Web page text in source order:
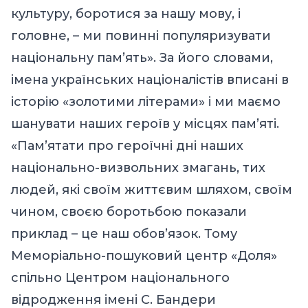
культуру, боротися за нашу мову, і
головне, – ми повинні популяризувати
національну пам’ять». За його словами,
імена українських націоналістів вписані в
історію «золотими літерами» і ми маємо
шанувати наших героїв у місцях пам’яті.
«Пам’ятати про героїчні дні наших
національно-визвольних змагань, тих
людей, які своїм життєвим шляхом, своїм
чином, своєю боротьбою показали
приклад – це наш обов’язок. Тому
Меморіально-пошуковий центр «Доля»
спільно Центром національного
відродження імені С. Бандери